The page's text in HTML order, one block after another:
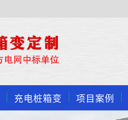
充电桩箱变 项目案例